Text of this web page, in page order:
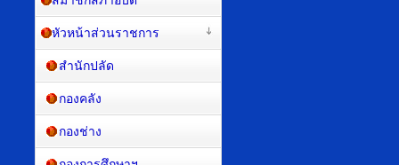
หัวหน้าส่วนราชการ
สำนักปลัด
กองคลัง
กองช่าง